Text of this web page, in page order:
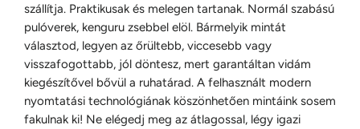
szállítja. Praktikusak és melegen tartanak. Normál szabású
pulóverek, kenguru zsebbel elöl. Bármelyik mintát
választod, legyen az őrültebb, viccesebb vagy
visszafogottabb, jól döntesz, mert garantáltan vidám
kiegészítővel bővül a ruhatárad. A felhasznált modern
nyomtatási technológiának köszönhetően mintáink sosem
fakulnak ki! Ne elégedj meg az átlagossal, légy igazi